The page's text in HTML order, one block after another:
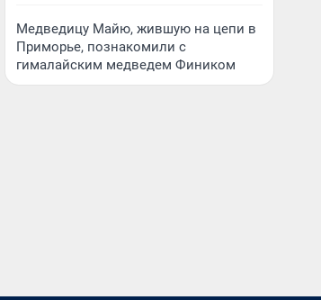
Медведицу Майю, жившую на цепи в
Приморье, познакомили с
гималайским медведем Фиником